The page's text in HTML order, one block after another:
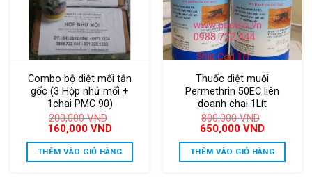
Combo bộ diệt mối tận
gốc (3 Hộp nhử mối +
1chai PMC 90)
200,000VND
Giá
là:
200,000 VND.
160,000 VNDGiá
tại
là:
THÊM VÀO GIỎ HÀNG
Thuốc diệt muỗi
Permethrin 50EC liên
doanh chai 1Lít
800,000VND
Giá
là:
800,000 VND.
650,000 VNDGiá
tại
là:
THÊM VÀO GIỎ HÀNG